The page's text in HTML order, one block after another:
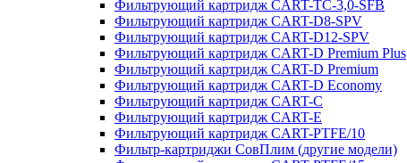
Фильтрующий картридж CART-TC-3,0-SFB
Фильтрующий картридж CART-D8-SPV
Фильтрующий картридж CART-D12-SPV
Фильтрующий картридж CART-D Premium Plus
Фильтрующий картридж CART-D Premium
Фильтрующий картридж CART-D Economy
Фильтрующий картридж CART-C
Фильтрующий картридж CART-E
Фильтрующий картридж CART-PTFE/10
Фильтр-картриджи СовПлим (другие модели)